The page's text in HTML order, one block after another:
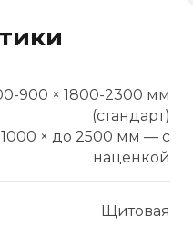
900 × 1800-2300 мм
(стандарт)
× до 2500 мм — с
наценкой
Щитовая